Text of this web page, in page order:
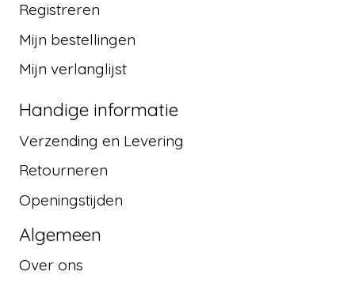
Registreren
Mijn bestellingen
Mijn verlanglijst
Handige informatie
Verzending en Levering
Retourneren
Openingstijden
Algemeen
Over ons